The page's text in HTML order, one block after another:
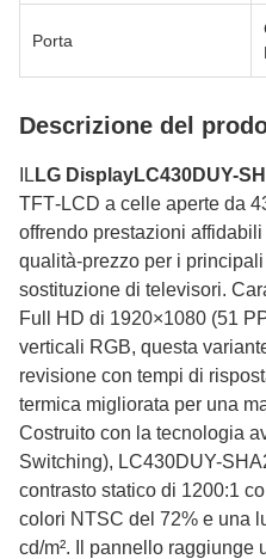
Porta
Descrizione del
IL LG DisplayLC430DUY-
TFT‑LCD a celle aperte da
offrendo prestazioni
qualità-prezzo per i
sostituzione di televisori.
Full HD di 1920×1080 (51
verticali RGB, questa
revisione con tempi di
termica migliorata per una
Costruito con la tecnologia
Switching), LC430DUY-
contrasto statico di 1200:1
colori NTSC del 72% e una
cd/m². Il pannello raggiunge